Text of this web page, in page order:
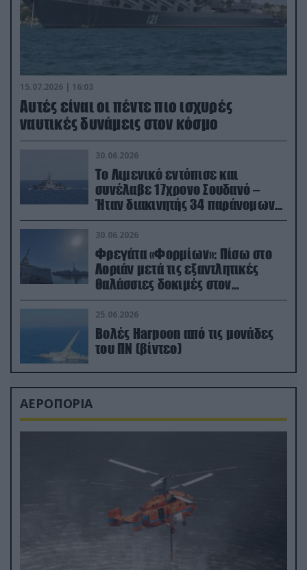
15.07.2026 | 16:03
Aυτές είναι οι πέντε πιο ισχυρές
ναυτικές δυνάμεις στον κόσμο
30.06.2026
Το Λιμενικό εντόπισε και
συνέλαβε 17χρονο Σουδανό –
Ήταν διακινητής 34 παράνομων
μεταναστών
30.06.2026
Φρεγάτα «Φορμίων»: Πίσω στο
Λοριάν μετά τις εξαντλητικές
θαλάσσιες δοκιμές στον
απαιτητικό Βισκαϊκό
25.06.2026
Βολές Harpoon από τις μονάδες
του ΠΝ (βίντεο)
ΑΕΡΟΠΟΡΙΑ